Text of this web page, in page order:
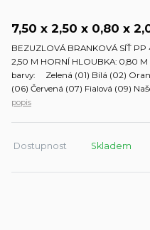
7,50 x 2,50 x 0,80 x
BEZUZLOVÁ BRANKOVÁ SÍŤ PP
2,50 M HORNÍ HLOUBKA: 0,80
barvy: Zelená (01) Bílá (02)
(06) Červená (07) Fialová (09)
popis
Dostupnost Skladem